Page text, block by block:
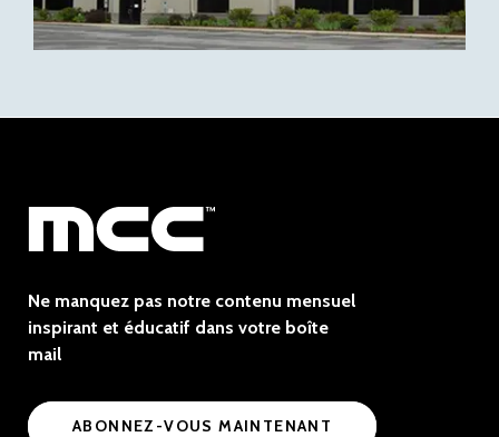
Ne manquez pas notre contenu mensuel
inspirant et éducatif dans votre boîte
mail
ABONNEZ-VOUS MAINTENANT